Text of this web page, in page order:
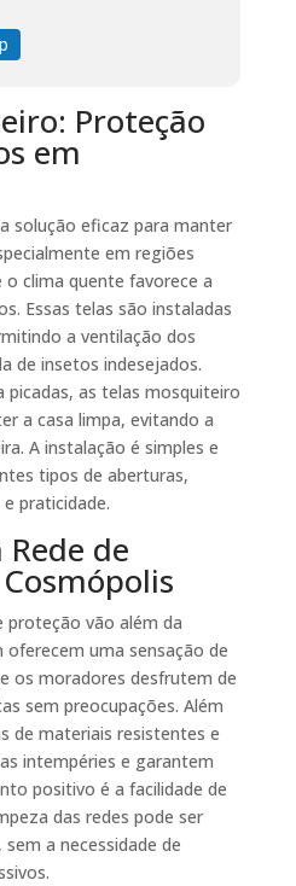
Proteção
em
solução eficaz para manter
em regiões
clima quente favorece a
Essas telas são instaladas
a ventilação dos
de insetos indesejados.
as telas mosquiteiro
a casa limpa, evitando a
A instalação é simples e
tipos de aberturas,
praticidade.
de
proteção vão além da
oferecem uma sensação de
os moradores desfrutem de
sem preocupações. Além
de materiais resistentes e
intempéries e garantem
positivo é a facilidade de
das redes pode ser
a necessidade de